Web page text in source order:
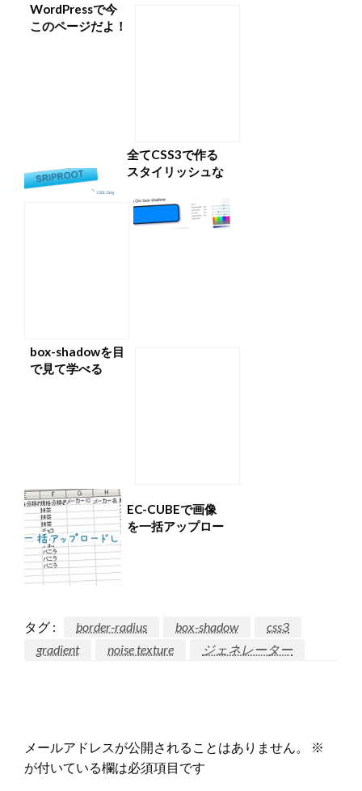
WordPressで今
このページだよ！
全てCSS3で作る
スタイリッシュな
アル
box-shadowを目
で見て学べる
EC-CUBEで画像
を一括アップロー
タグ : border-radius box-shadow
css3
gradient
noise texture ジェネレーター
メールアドレスが公開されることはありません。
※
が付いている欄は必須項目です